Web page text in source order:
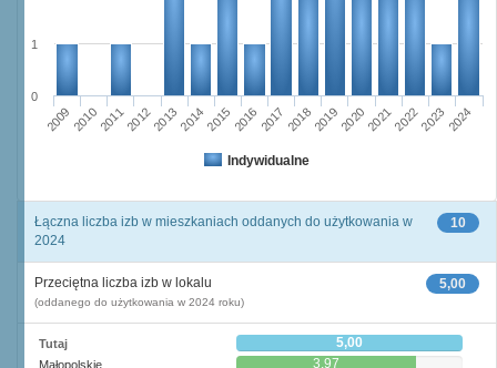
Indywidualne
200920102011201220132014201520162017 2018201920202021202220232024
0
1
10
Łączna liczba izb w mieszkaniach oddanych do użytkowania w
2024
5,00
Przeciętna liczba izb w lokalu
(oddanego do użytkowania w 2024 roku)
Tutaj 5,00
Małopolskie 3,97